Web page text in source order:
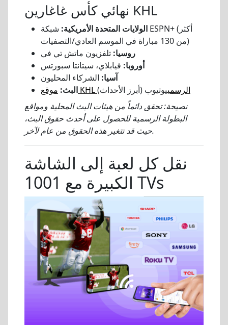
نهائي كأس غاغارين KHL
الولايات المتحدة الأمريكية: شبكة ESPN+ (أكثر
من 130 مباراة في الموسم العادي/التصفيات)
روسيا: تلفزيون ماتش تي في
أوروبا: فيابلاي، سيتانتا سبورتس
آسيا: الشركاء المحليون
البث:
موقع KHL الرسمييوتيوب (أبرز الأحداث)
نصيحة: تحقق دائماً من هيئات البث المحلية ومواقع
البطولة الرسمية للحصول على أحدث حقوق البث،
حيث قد تتغير هذه الحقوق من عام لآخر.
نقل كل لعبة إلى الشاشة
الكبيرة مع 1001 TVs